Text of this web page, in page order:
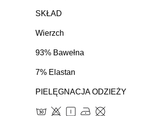
SKŁAD
Wierzch
93% Bawełna
7% Elastan
PIELĘGNACJA ODZIEŻY